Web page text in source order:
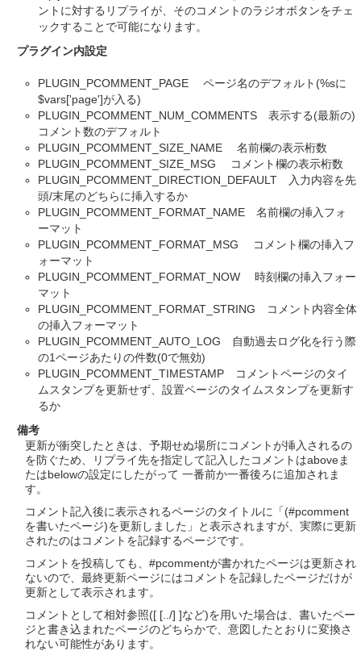
ントに対するリプライが、そのコメントのラジオボタンをチェ
ックすることで可能になります。
プラグイン内設定
PLUGIN_PCOMMENT_PAGE ページ名のデフォルト(%sに
$vars['page']が入る)
PLUGIN_PCOMMENT_NUM_COMMENTS 表示する(最新の)
コメント数のデフォルト
PLUGIN_PCOMMENT_SIZE_NAME 名前欄の表示桁数
PLUGIN_PCOMMENT_SIZE_MSG コメント欄の表示桁数
PLUGIN_PCOMMENT_DIRECTION_DEFAULT 入力内容を先
頭/末尾のどちらに挿入するか
PLUGIN_PCOMMENT_FORMAT_NAME 名前欄の挿入フォ
ーマット
PLUGIN_PCOMMENT_FORMAT_MSG コメント欄の挿入フ
ォーマット
PLUGIN_PCOMMENT_FORMAT_NOW 時刻欄の挿入フォー
マット
PLUGIN_PCOMMENT_FORMAT_STRING コメント内容全体
の挿入フォーマット
PLUGIN_PCOMMENT_AUTO_LOG 自動過去ログ化を行う際
の1ページあたりの件数(0で無効)
PLUGIN_PCOMMENT_TIMESTAMP コメントページのタイ
ムスタンプを更新せず、設置ページのタイムスタンプを更新す
るか
備考
更新が衝突したときは、予期せぬ場所にコメントが挿入されるの
を防ぐため、リプライ先を指定して記入したコメントはaboveま
たはbelowの設定にしたがって 一番前か一番後ろに追加されま
す。
コメント記入後に表示されるページのタイトルに「(#pcomment
を書いたページ)を更新しました」と表示されますが、実際に更新
されたのはコメントを記録するページです。
コメントを投稿しても、#pcommentが書かれたページは更新され
ないので、最終更新ページにはコメントを記録したページだけが
更新として表示されます。
コメントとして相対参照([ [../] ]など)を用いた場合は、書いたペー
ジと書き込まれたページのどちらかで、意図したとおりに変換さ
れない可能性があります。